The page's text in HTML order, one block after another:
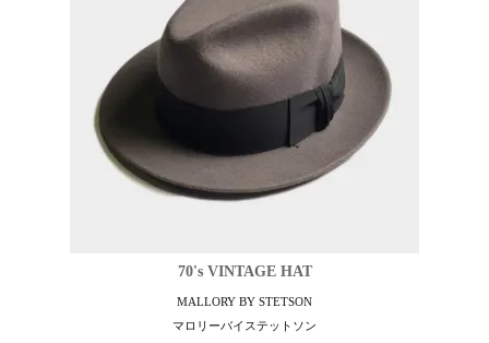
70's VINTAGE HAT
MALLORY BY STETSON
マロリーバイステットソン